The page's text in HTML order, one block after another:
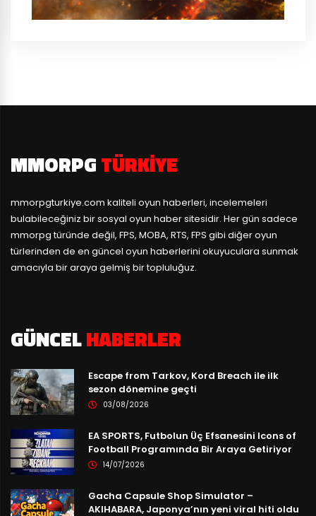
MMORPGTÜRKIYE
mmorpgturkiye.com kaliteli oyun haberleri, incelemeleri
bulabileceğiniz bir sosyal oyun haber sitesidir. Her gün sadece
mmorpg türünde değil, FPS, MOBA, RTS, FPS gibi diğer oyun
türlerinden de en güncel oyun haberlerini okuyuculara sunmak
amacıyla bir araya gelmiş bir topluluğuz.
GÜNCELHABERLER
Escape from Tarkov, Kord Breach ile ilk
sezon dönemine geçti
03/08/2026
EA SPORTS, Futbolun Üç Efsanesini Icons of
Football Programında Bir Araya Getiriyor
14/07/2026
Gacha Capsule Shop Simulator –
AKIHABARA, Japonya’nın yeni viral hiti oldu